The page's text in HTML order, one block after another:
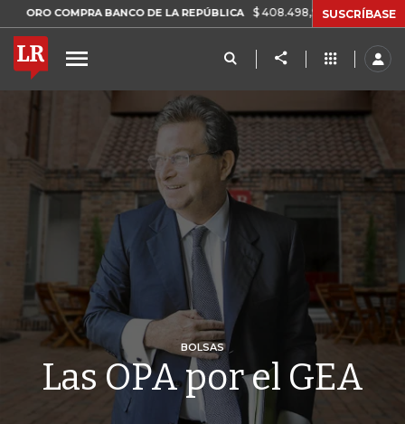
COMPRA BANCO DE LA REPÚBLICA $ 408.498,97 +$ 8.753,81 +2,19%
SUSCRÍBASE
BOLSAS
Las OPA por el GEA